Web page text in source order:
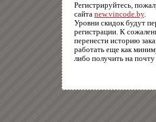
Регистрируйтесь,
сайта new.vincode.by.
Уровни скидок будут
регистрации. К
перенести историю
работать еще как
либо получить на